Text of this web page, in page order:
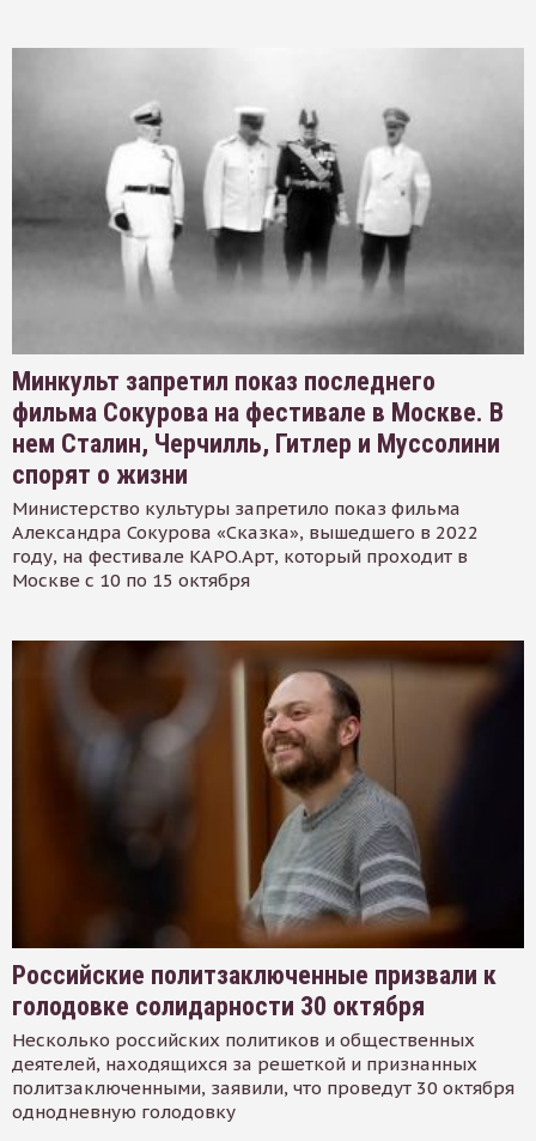
Минкульт запретил показ последнего
фильма Сокурова на фестивале в Москве. В
нем Сталин, Черчилль, Гитлер и Муссолини
спорят о жизни
Министерство культуры запретило показ фильма
Александра Сокурова «Сказка», вышедшего в 2022
году, на фестивале КАРО.Арт, который проходит в
Москве с 10 по 15 октября
Российские политзаключенные призвали к
голодовке солидарности 30 октября
Несколько российских политиков и общественных
деятелей, находящихся за решеткой и признанных
политзаключенными, заявили, что проведут 30 октября
однодневную голодовку